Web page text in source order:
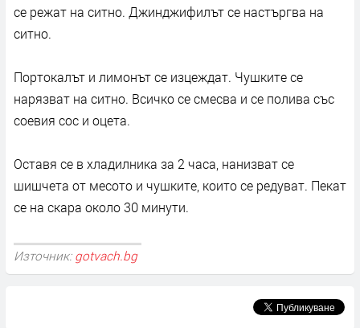
се режат на ситно. Джинджифилът се настъргва на
ситно.
Портокалът и лимонът се изцеждат. Чушките се
нарязват на ситно. Всичко се смесва и се полива със
соевия сос и оцета.
Оставя се в хладилника за 2 часа, нанизват се
шишчета от месото и чушките, които се редуват. Пекат
се на скара около 30 минути.
Източник: gotvach.bg